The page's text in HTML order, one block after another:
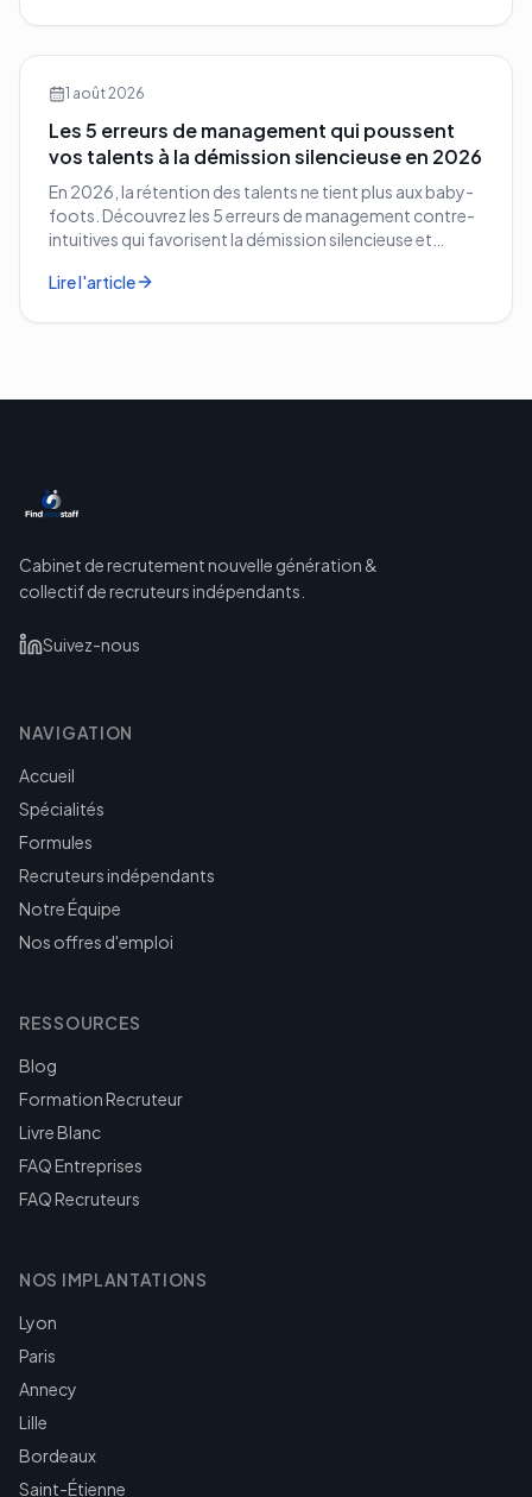
1 août 2026
Les 5 erreurs de management qui poussent
vos talents à la démission silencieuse en 2026
En 2026, la rétention des talents ne tient plus aux baby-
foots. Découvrez les 5 erreurs de management contre-
intuitives qui favorisent la démission silencieuse et
Lire l'article
Cabinet de recrutement nouvelle génération &
collectif de recruteurs indépendants.
Suivez-nous
NAVIGATION
Accueil
Spécialités
Formules
Recruteurs indépendants
Notre Équipe
Nos offres d'emploi
RESSOURCES
Blog
Formation Recruteur
Livre Blanc
FAQ Entreprises
FAQ Recruteurs
NOS IMPLANTATIONS
Lyon
Paris
Annecy
Lille
Bordeaux
Saint-Étienne